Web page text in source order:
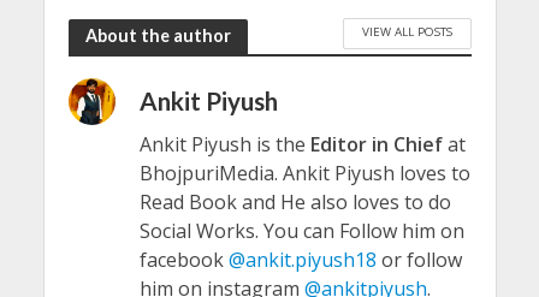
About the author VIEW ALL POSTS
Ankit Piyush
Ankit Piyush is the Editor in Chiefat
BhojpuriMedia. Ankit Piyush loves to
Read Book and He also loves to do
Social Works. You can Follow him on
facebook@ankit.piyush18 or follow
him on instagram @ankitpiyush.